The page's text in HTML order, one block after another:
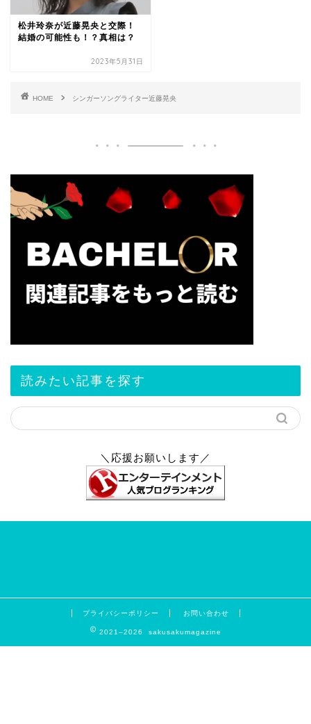
松井玲奈が近藤晃央と交際！
結婚の可能性も！？真相は？
2023年5月31日
HOME シンガーソングライター近藤晃央
読みたい記事を探す
＼応援お願いします／
プライバシーポリシー お問い合わせ
2021–2026 sakusakumagazine